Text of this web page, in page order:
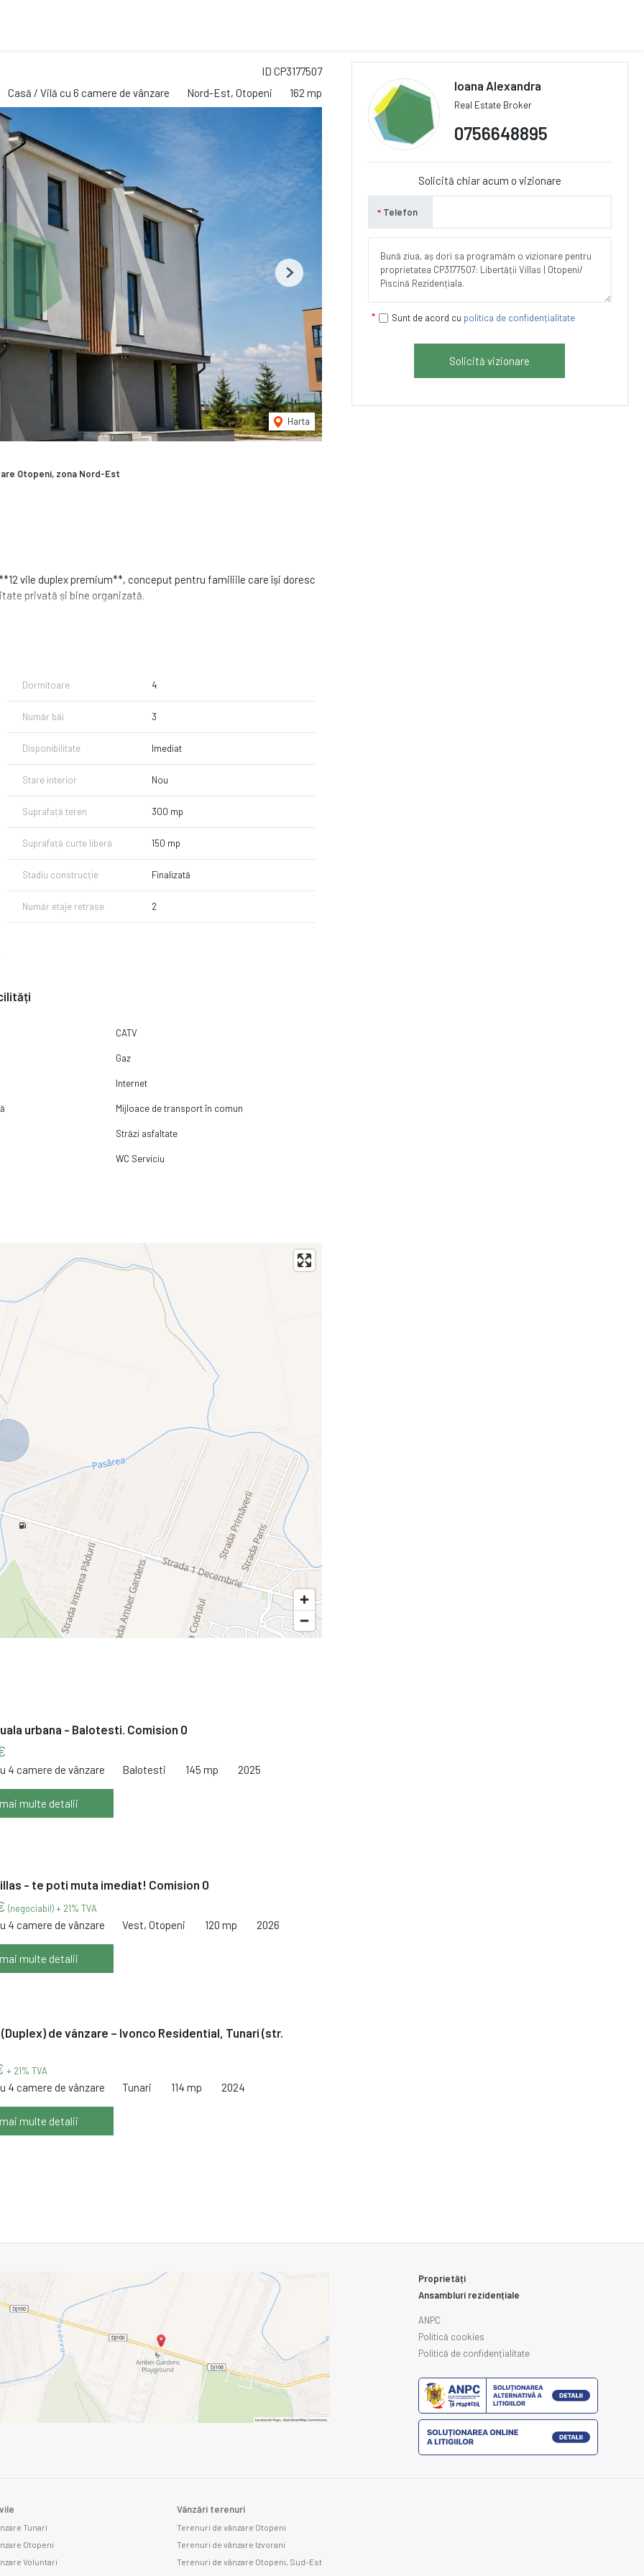
ID CP3177507
Casă / Vilă cu 6 camere de vânzare Nord-Est, Otopeni 162 mp
Harta
Next
Otopeni, zona Nord-Est
vile duplex premium**, conceput pentru familiile care își doresc
privată și bine organizată.
și cu acces rapid către București și principalele zone de
de viață modern: școli, grădinițe, restaurante, supermarketuri,
designul elegant cu funcționalitatea și calitatea execuției,
etaj și mansardă locuibilă, oferind spații generoase, luminoase
fonică superioară;
complexului.
mai mult decât o simplă locuință. Proiectul oferă confort, siguranță
a fost gândit pentru a asigura un standard ridicat de locuire.
care apreciază calitatea, confortul și intimitatea.**
Dormitoare 4
Număr băi 3
Disponibilitate Imediat
Stare interior Nou
Suprafață teren 300 mp
Suprafață curte liberă 150 mp
Stadiu construcție Finalizată
Număr etaje retrase 2
CATV
Gaz
Internet
Mijloace de transport în comun
Străzi asfaltate
WC Serviciu
Ioana Alexandra
Real Estate Broker
0756648895
Solicită chiar acum o vizionare
Telefon
Sunt de acord cu politica de confidențialitate
Solicită vizionare
urbana - Balotesti. Comision 0
4 camere de vânzare Balotesti 145 mp 2025
multe detalii
- te poti muta imediat! Comision 0
(negociabil) + 21% TVA
4 camere de vânzare Vest, Otopeni 120 mp 2026
multe detalii
de vânzare – Ivonco Residential, Tunari (str.
+ 21% TVA
4 camere de vânzare Tunari 114 mp 2024
multe detalii
Proprietăți
Ansambluri rezidențiale
ANPC
Politică cookies
Politică de confidențialitate
Tunari
Otopeni
Voluntari
Vânzări terenuri
Terenuri de vânzare Otopeni
Terenuri de vânzare Izvorani
Terenuri de vânzare Otopeni, Sud-Est